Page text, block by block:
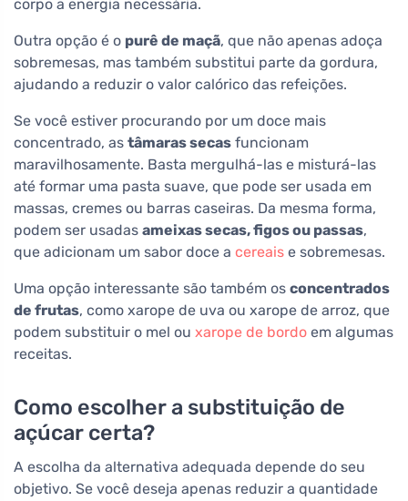
corpo a energia necessária.
Outra opção é o purê de maçã, que não apenas adoça
sobremesas, mas também substitui parte da gordura,
ajudando a reduzir o valor calórico das refeições.
Se você estiver procurando por um doce mais
concentrado, as tâmaras secas funcionam
maravilhosamente. Basta mergulhá-las e misturá-las
até formar uma pasta suave, que pode ser usada em
massas, cremes ou barras caseiras. Da mesma forma,
podem ser usadas ameixas secas, figos ou passas,
que adicionam um sabor doce a cereais e sobremesas.
Uma opção interessante são também os concentrados
de frutas, como xarope de uva ou xarope de arroz, que
podem substituir o mel ou xarope de bordo em algumas
receitas.
Como escolher a substituição de
açúcar certa?
A escolha da alternativa adequada depende do seu
objetivo. Se você deseja apenas reduzir a quantidade